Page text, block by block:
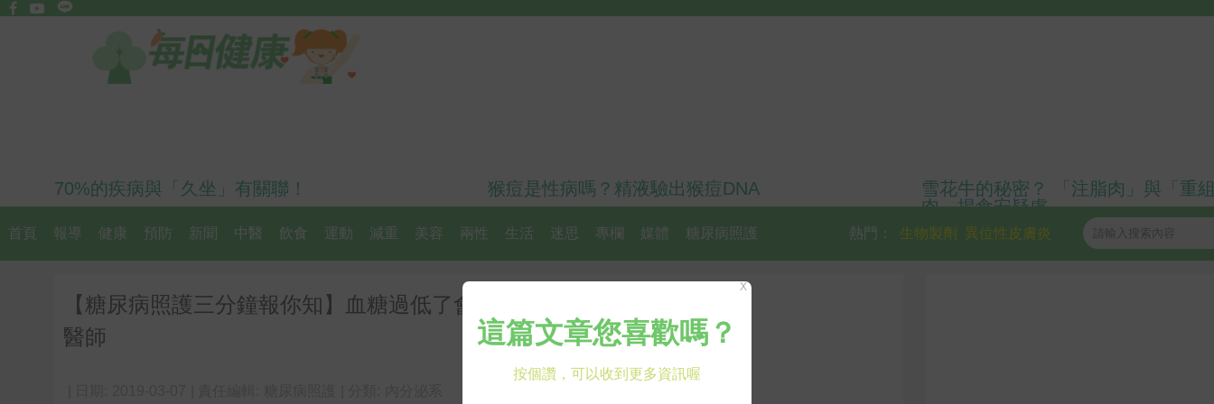
70%的疾病與「久坐」有關聯！ 猴痘是性病嗎？精液驗出猴痘DNA
雪花牛的秘密？ 「注脂肉」與「重
肉」揭食安疑慮
首頁 報導 健康 預防 新聞 中醫 飲食 運動 減重 美容 兩性 生活 迷思 專欄 媒體 糖尿病照護 異位性皮膚炎
生物製劑
熱門：
【糖尿病照護三分鐘報你知】血糖過低了會要命？陳宏麟診所陳宏麟
醫師
X